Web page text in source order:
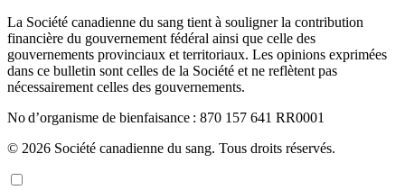
La Société canadienne du sang tient à souligner la contribution
financière du gouvernement fédéral ainsi que celle des
gouvernements provinciaux et territoriaux. Les opinions exprimées
dans ce bulletin sont celles de la Société et ne reflètent pas
nécessairement celles des gouvernements.
No d’organisme de bienfaisance : 870 157 641 RR0001
© 2026 Société canadienne du sang. Tous droits réservés.